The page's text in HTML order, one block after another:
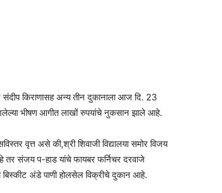
संदीप किराणासह अन्य तीन दुकानाला आज दि. 23
भीषण आगीत लाखों रुपयांचे नुकसान झाले आहे.
वृत्त असे की,श्री शिवाजी विद्यालया समोर विजय
तर संजय प-हाड यांचे फायबर फर्निचर दरवाजे
अंडे पाणी होलसेल विक्रीचे दुकान आहे.